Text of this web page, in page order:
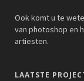
Ook komt u te
van photoshop en
artiesten.
LAATSTE